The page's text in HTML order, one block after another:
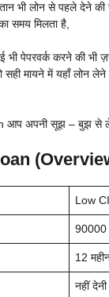
भी लोन से पहले देने
समय मिलता है,
पेपरवर्क करने की भी
मायने में यहाँ लोन
आप अपनी सूझ – बुझ से
Low
12
नहीं देनी